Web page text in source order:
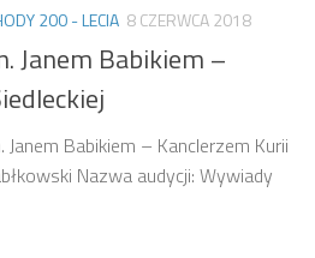
200 - LECIA 8 CZERWCA 2018
Janem Babikiem –
Babikiem – Kanclerzem Kurii
Nazwa audycji: Wywiady